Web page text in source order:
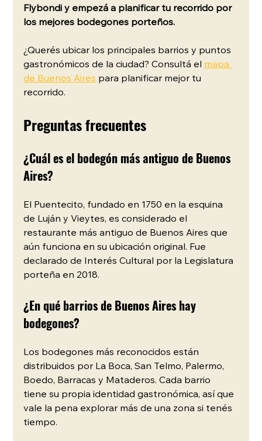
Flybondi y empezá a planificar tu recorrido por
los mejores bodegones porteños.
¿Querés ubicar los principales barrios y puntos
gastronómicos de la ciudad? Consultá el mapa
de Buenos Aires para planificar mejor tu
recorrido.
Preguntas frecuentes
¿Cuál es el bodegón más antiguo de Buenos
Aires?
El Puentecito, fundado en 1750 en la esquina
de Luján y Vieytes, es considerado el
restaurante más antiguo de Buenos Aires que
aún funciona en su ubicación original. Fue
declarado de Interés Cultural por la Legislatura
porteña en 2018.
¿En qué barrios de Buenos Aires hay
bodegones?
Los bodegones más reconocidos están
distribuidos por La Boca, San Telmo, Palermo,
Boedo, Barracas y Mataderos. Cada barrio
tiene su propia identidad gastronómica, así que
vale la pena explorar más de una zona si tenés
tiempo.